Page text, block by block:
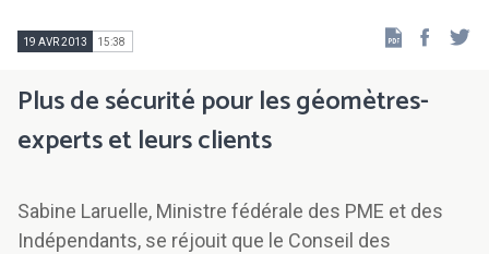
19 AVR 2013 15:38
Plus de sécurité pour les géomètres-
experts et leurs clients
Sabine Laruelle, Ministre fédérale des PME et des
Indépendants, se réjouit que le Conseil des